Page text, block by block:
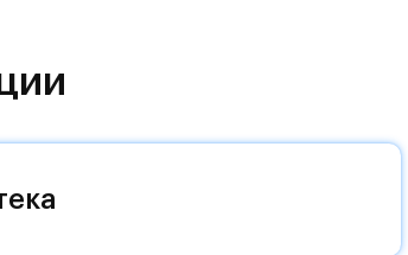
проекта.
своего нового дома.
от группы "Самолет"